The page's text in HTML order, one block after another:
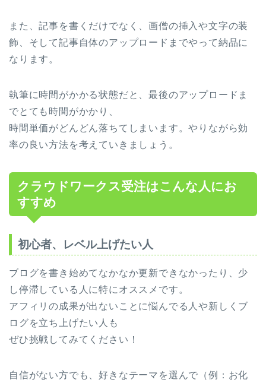
また、記事を書くだけでなく、画僧の挿入や文字の装
飾、そして記事自体のアップロードまでやって納品に
なります。
執筆に時間がかかる状態だと、最後のアップロードま
でとても時間がかかり、
時間単価がどんどん落ちてしまいます。やりながら効
率の良い方法を考えていきましょう。
クラウドワークス受注はこんな人にお
すすめ
初心者、レベル上げたい人
ブログを書き始めてなかなか更新できなかったり、少
し停滞している人に特にオススメです。
アフィリの成果が出ないことに悩んでる人や新しくブ
ログを立ち上げたい人も
ぜひ挑戦してみてください！
自信がない方でも、好きなテーマを選んで（例：お化